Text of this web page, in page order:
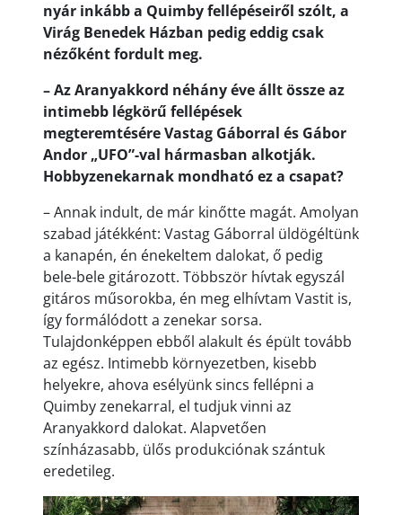
nyár inkább a Quimby fellépéseiről szólt, a
Virág Benedek Házban pedig eddig csak
nézőként fordult meg.
– Az Aranyakkord néhány éve állt össze az
intimebb légkörű fellépések
megteremtésére Vastag Gáborral és Gábor
Andor „UFO”-val hármasban alkotják.
Hobbyzenekarnak mondható ez a csapat?
– Annak indult, de már kinőtte magát. Amolyan
szabad játékként: Vastag Gáborral üldögéltünk
a kanapén, én énekeltem dalokat, ő pedig
bele-bele gitározott. Többször hívtak egyszál
gitáros műsorokba, én meg elhívtam Vastit is,
így formálódott a zenekar sorsa.
Tulajdonképpen ebből alakult és épült tovább
az egész. Intimebb környezetben, kisebb
helyekre, ahova esélyünk sincs fellépni a
Quimby zenekarral, el tudjuk vinni az
Aranyakkord dalokat. Alapvetően
színházasabb, ülős produkciónak szántuk
eredetileg.